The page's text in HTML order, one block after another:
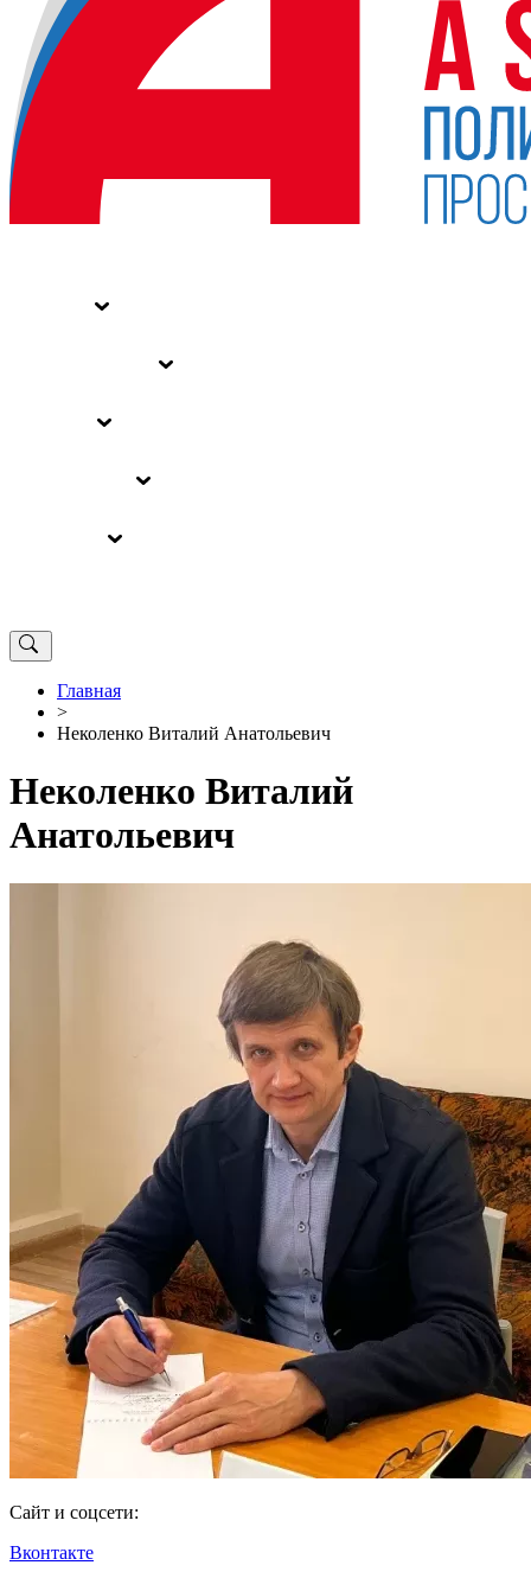
Главная
>
Неколенко Виталий Анатольевич
Неколенко Виталий
Анатольевич
Сайт и соцсети:
Вконтакте